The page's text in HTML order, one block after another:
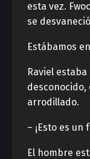
esta vez.
se
Estábamos
Raviel
desconocido,
arrodillado.
– ¡Esto es un
El hombre